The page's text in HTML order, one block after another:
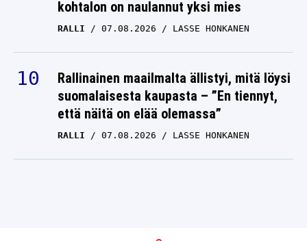
kohtalon on naulannut yksi mies
RALLI 07.08.2026 LASSE HONKANEN
Rallinainen maailmalta ällistyi, mitä löysi
suomalaisesta kaupasta – ”En tiennyt,
että näitä on elää olemassa”
RALLI 07.08.2026 LASSE HONKANEN